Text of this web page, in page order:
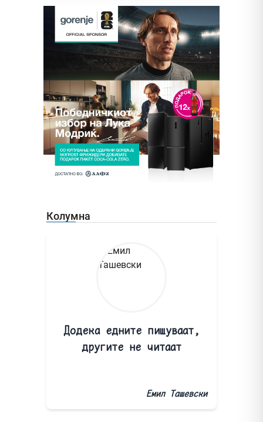
Колумна
Додека едните пишуваат,
другите не читаат
Емил Ташевски